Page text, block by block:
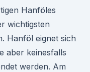
Hanföles
wichtigsten
Hanföl eignet sich
aber keinesfalls
werden. Am